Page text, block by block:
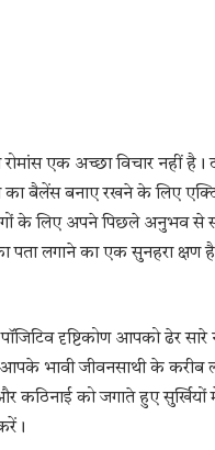
एक अच्छा विचार नहीं है।
का बैलेंस बनाए रखने के लिए
के लिए अपने पिछले अनुभव से
पता लगाने का एक सुनहरा क्षण
दृष्टिकोण आपको ढेर सारे
भावी जीवनसाथी के करीब
कठिनाई को जगाते हुए सुर्खियों